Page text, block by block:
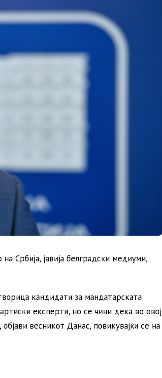
Србија, јавија белградски медиуми,
кандидати за мандатарската
експерти, но се чини дека во овој
весникот Данас, повикувајќи се на